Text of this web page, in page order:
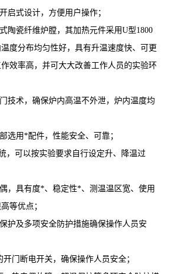
启式设计，方便用户操作；
陶瓷纤维炉膛，其加热元件采用U型1800
度分布均匀性好，具有升温速度快、可更
效率高，并可大大改善工作人员的实验环
技术，确保炉内高温不外泄，炉内温度均
选用*配件，性能安全、可靠；
，可以按实验要求自行设定升、降温过
，具有度*、稳定性*、测温温区宽、使用
等优点；
护及多项安全防护措施确保操作人员安
开门断电开关，确保操作人员安全；